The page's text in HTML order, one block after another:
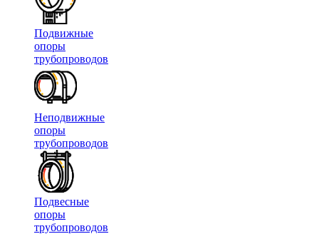
Подвижные
опоры
трубопроводов
Неподвижные
опоры
трубопроводов
Подвесные
опоры
трубопроводов